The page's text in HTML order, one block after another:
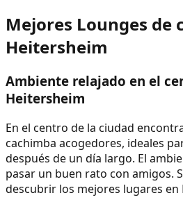
Mejores Lounges de
Heitersheim
Ambiente relajado en el
Heitersheim
En el centro de la ciudad
cachimba acogedores, ideales
después de un día largo. El
pasar un buen rato con amigos.
descubrir los mejores lugares en